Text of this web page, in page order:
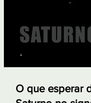
O que esperar